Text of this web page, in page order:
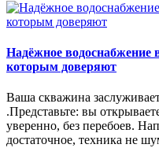
Надёжное
которым доверяют
Ваша скважина
.Представьте: вы
уверенно, без перебоев.
достаточное, техника не